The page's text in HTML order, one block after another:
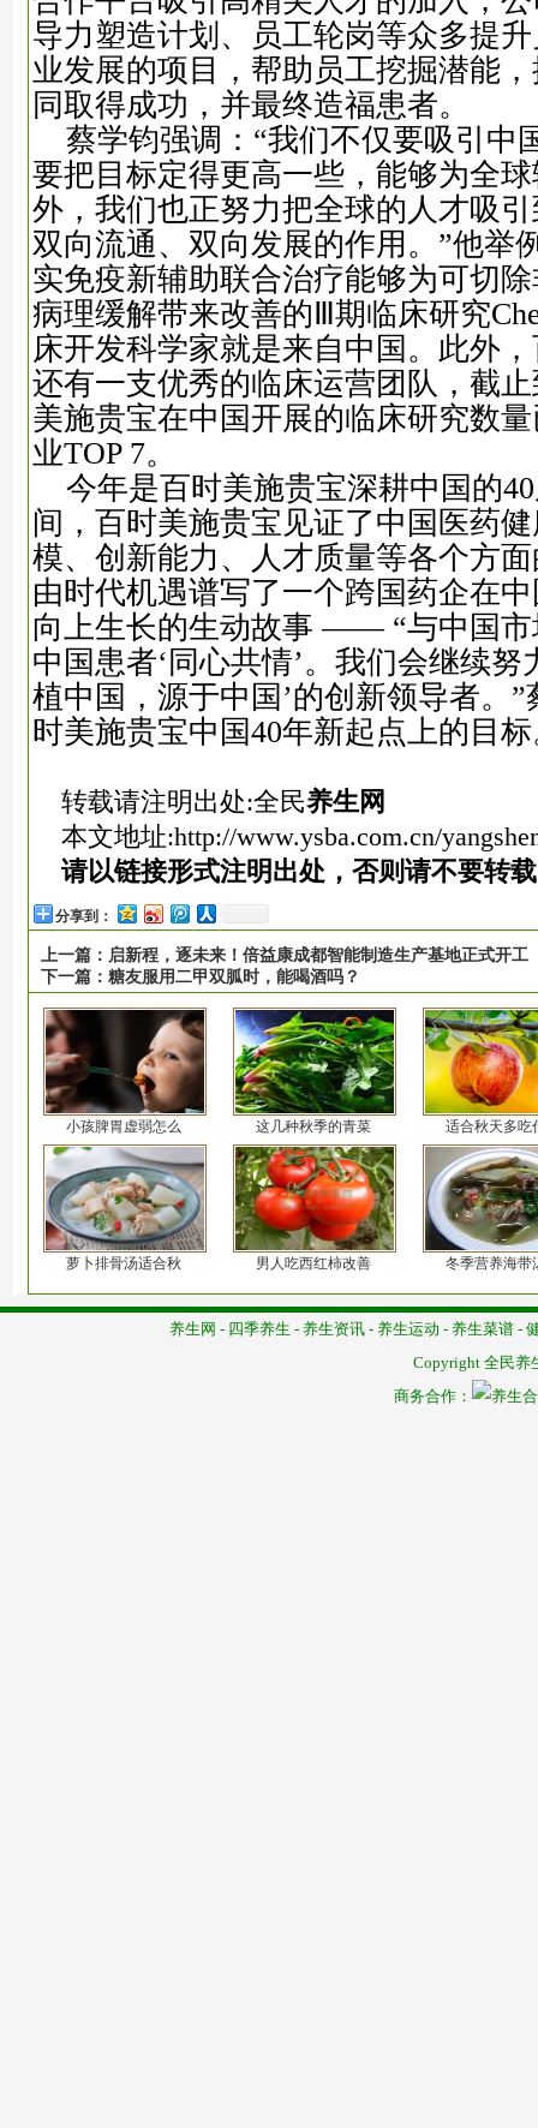
导力塑造计划、员工轮岗等众多提
业发展的项目，帮助员工挖掘潜能
同取得成功，并最终造福患者。
蔡学钧强调：“我们不仅要吸引中
要把目标定得更高一些，能够为全
外，我们也正努力把全球的人才吸
双向流通、双向发展的作用。”他举
实免疫新辅助联合治疗能够为可切
病理缓解带来改善的Ⅲ期临床研究
床开发科学家就是来自中国。此外
还有一支优秀的临床运营团队，截
美施贵宝在中国开展的临床研究数
业TOP 7。
今年是百时美施贵宝深耕中国的
间，百时美施贵宝见证了中国医药
模、创新能力、人才质量等各个方
由时代机遇谱写了一个跨国药企在
向上生长的生动故事 —— “与中国市
中国患者‘同心共情’。我们会继续努
植中国，源于中国’的创新领导者。
时美施贵宝中国40年新起点上的目
转载请注明出处:全民养生网
本文地址:http://www.ysba.com.cn/
请以链接形式注明出处，否则请不要转
分享到：
上一篇： 启新程，逐未来！倍益康成都智能制造生产基地正式开工
下一篇： 糖友服用二甲双胍时，能喝酒吗？
小孩脾胃虚弱怎么 这几种秋季的青菜 适合秋天多吃
萝卜排骨汤适合秋 男人吃西红柿改善 冬季营养海带
养生网 - 四季养生 - 养生资讯 - 养生运动 - 养生菜谱 -
Copyright 全民养
商务合作：